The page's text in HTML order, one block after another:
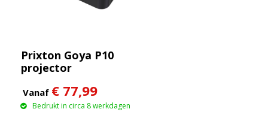
Prixton Goya P10
projector
Vanaf € 77,99
Bedrukt in circa 8 werkdagen